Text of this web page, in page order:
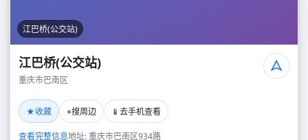
江巴桥(公交站)
江巴桥(公交站)
重庆市巴南区
★收藏 ⌖搜周边 📱 去手机查看
查看完整信息地址: 重庆市巴南区934路